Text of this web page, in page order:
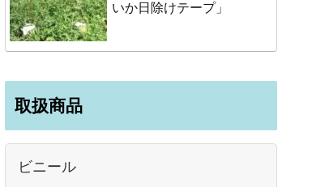
いか日除けテープ」
取扱商品
ビニール